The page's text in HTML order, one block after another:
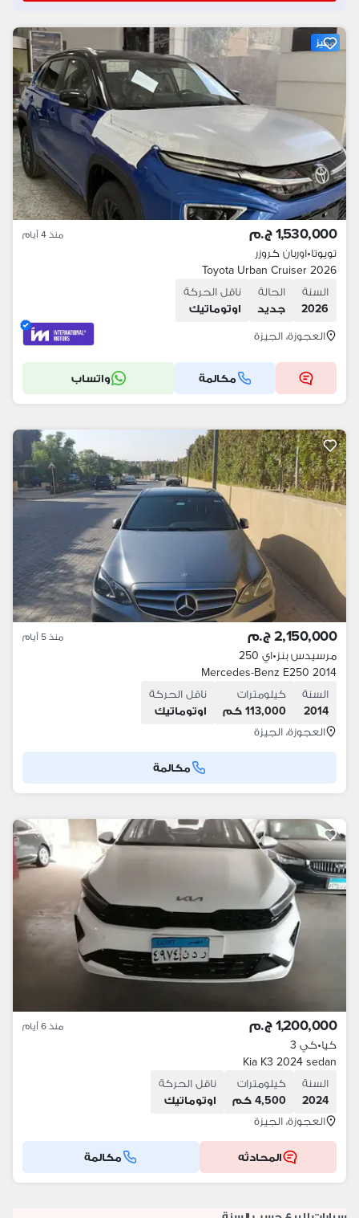
مميز
1,530,000 ج.م منذ 4 أيام
تويوتا•اوربان كروزر
Toyota Urban Cruiser 2026
السنة
2026
الحالة
جديد
ناقل الحركة
اوتوماتيك
العجوزة، الجيزة
مكالمة واتساب
2,150,000 ج.م منذ 5 أيام
مرسيدس بنز•اي 250
Mercedes-Benz E250 2014
السنة
2014
كيلومترات
113,000 كم
ناقل الحركة
اوتوماتيك
العجوزة، الجيزة
مكالمة
1,200,000 ج.م منذ 6 أيام
كيا•كي 3
Kia K3 2024 sedan
السنة
2024
كيلومترات
4,500 كم
ناقل الحركة
اوتوماتيك
العجوزة، الجيزة
المحادثه مكالمة